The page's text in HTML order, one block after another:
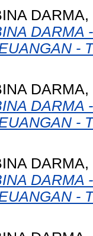
DARMA
-
DARMA
-
DARMA
-